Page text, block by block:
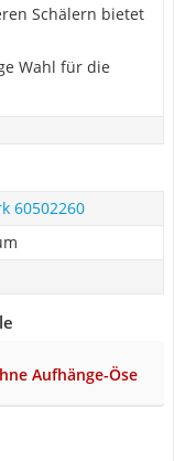
Schälern bietet
Wahl für die
60502260
Aufhänge-Öse